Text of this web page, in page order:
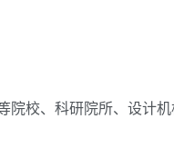
院校、科研院所、设计